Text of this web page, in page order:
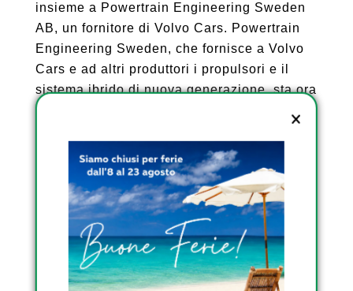
insieme a Powertrain Engineering Sweden
AB, un fornitore di Volvo Cars. Powertrain
Engineering Sweden, che fornisce a Volvo
Cars e ad altri produttori i propulsori e il
sistema ibrido di nuova generazione, sta ora
valutando la benzina rinnovabile di Neste.
“Stiamo seguendo con grande interesse lo
sviluppo di combustibili rinnovabili, come la
benzina rinnovabile di Neste, e crediamo
che abbia un grande potenziale. La
combinazione dei nostri prodotti e della
benzina rinnovabile di Neste consentirà ai
proprietari di veicoli di ridurre le emissioni